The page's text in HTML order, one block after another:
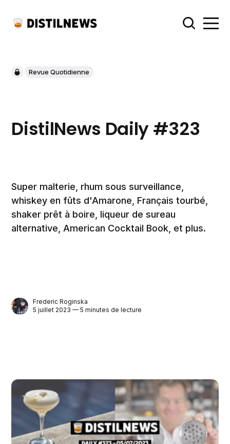
Revue Quotidienne
DistilNews Daily #323
Super malterie, rhum sous surveillance,
whiskey en fûts d'Amarone, Français tourbé,
shaker prêt à boire, liqueur de sureau
alternative, American Cocktail Book, et plus.
Frederic Roginska
5 juillet 2023 — 5 minutes de lecture